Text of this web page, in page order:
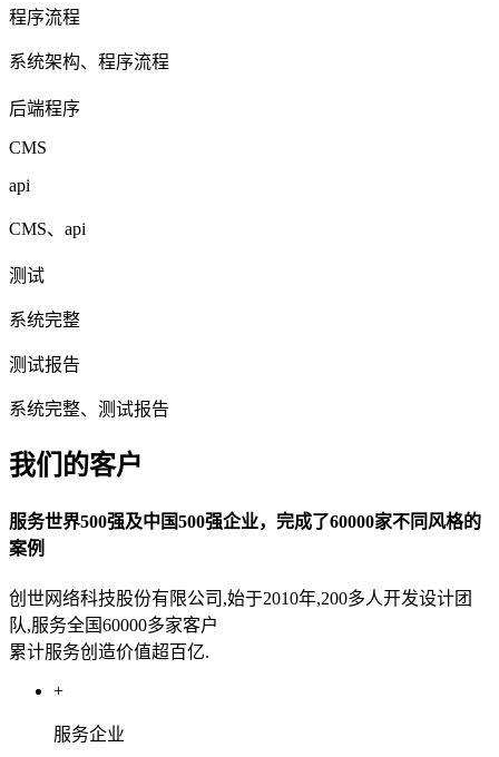
程序流程
系统架构、程序流程
后端程序
CMS
api
CMS、api
测试
系统完整
测试报告
系统完整、测试报告
我们的客户
服务世界500强及中国500强企业，完成了60000家不同风格的
案例
创世网络科技股份有限公司,始于2010年,200多人开发设计团
队,服务全国60000多家客户
累计服务创造价值超百亿.
+
服务企业